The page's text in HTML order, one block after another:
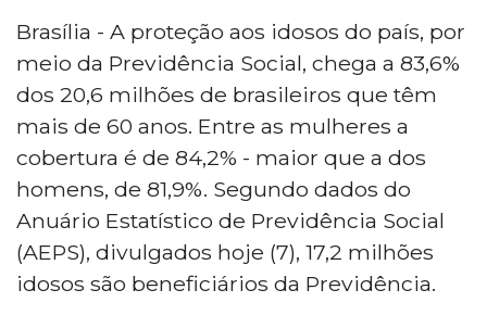
Brasília - A proteção aos idosos do país, por
meio da Previdência Social, chega a 83,6%
dos 20,6 milhões de brasileiros que têm
mais de 60 anos. Entre as mulheres a
cobertura é de 84,2% - maior que a dos
homens, de 81,9%. Segundo dados do
Anuário Estatístico de Previdência Social
(AEPS), divulgados hoje (7), 17,2 milhões
idosos são beneficiários da Previdência.